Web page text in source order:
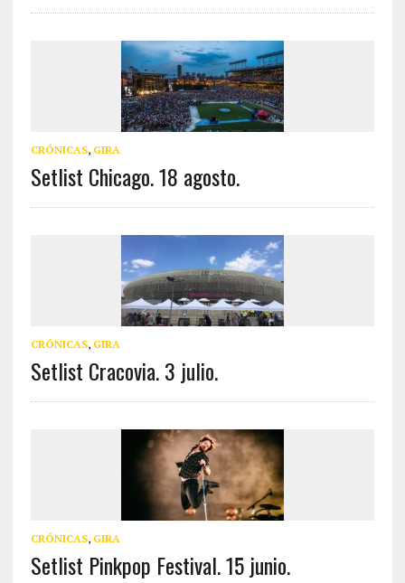
CRÓNICAS, GIRA
Setlist Chicago. 18 agosto.
CRÓNICAS, GIRA
Setlist Cracovia. 3 julio.
CRÓNICAS, GIRA
Setlist Pinkpop Festival. 15 junio.